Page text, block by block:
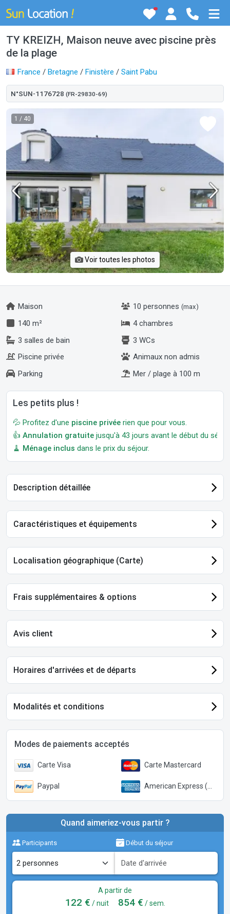
TY KREIZH, Maison neuve avec piscine près
de la plage
France / Bretagne / Finistère / Saint Pabu
N°SUN-1176728 (FR-29830-69)
1 / 40
Voir toutes les photos
Maison 10 personnes (max)
140 m²
4 chambres
3 salles de bain
3 WCs
Piscine privée
Animaux non admis
Parking
Mer / plage à 100 m
Les petits plus !
💦 Profitez d'une piscine privée rien que pour vous.
👍 Annulation gratuite jusqu'à 43 jours avant le début du
🧹 Ménage inclus dans le prix du séjour.
Description détaillée
Caractéristiques et équipements
Localisation géographique (Carte)
Frais supplémentaires & options
Avis client
Horaires d'arrivées et de départs
Modalités et conditions
Modes de paiements acceptés
Carte Visa Carte Mastercard
Paypal American Express (Paypal)
Quand aimeriez-vous partir ?
Participants Début du séjour
A partir de
122 € / nuit 854 € / sem.